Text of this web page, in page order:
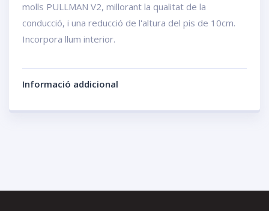
molls PULLMAN V2, millorant la qualitat de la
conducció, i una reducció de l'altura del pis de 10cm.
Incorpora llum interior.
Informació addicional